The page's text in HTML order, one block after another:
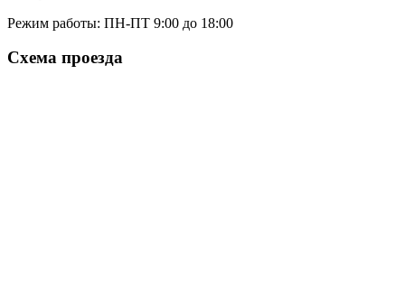
Режим работы: ПН-ПТ 9:00 до 18:00
Схема проезда